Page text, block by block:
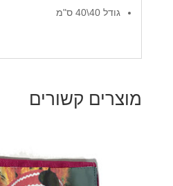
גודל 40\40 ס"מ
מוצרים קשורים